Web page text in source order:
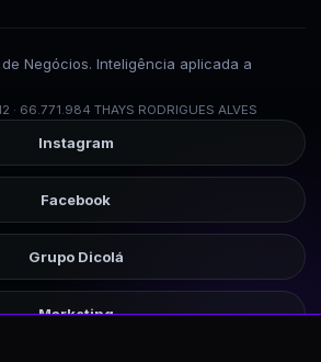
Negócios. Inteligência aplicada a
66.771.984 THAYS RODRIGUES ALVES
Instagram
Facebook
Grupo Dicolá
Marketing